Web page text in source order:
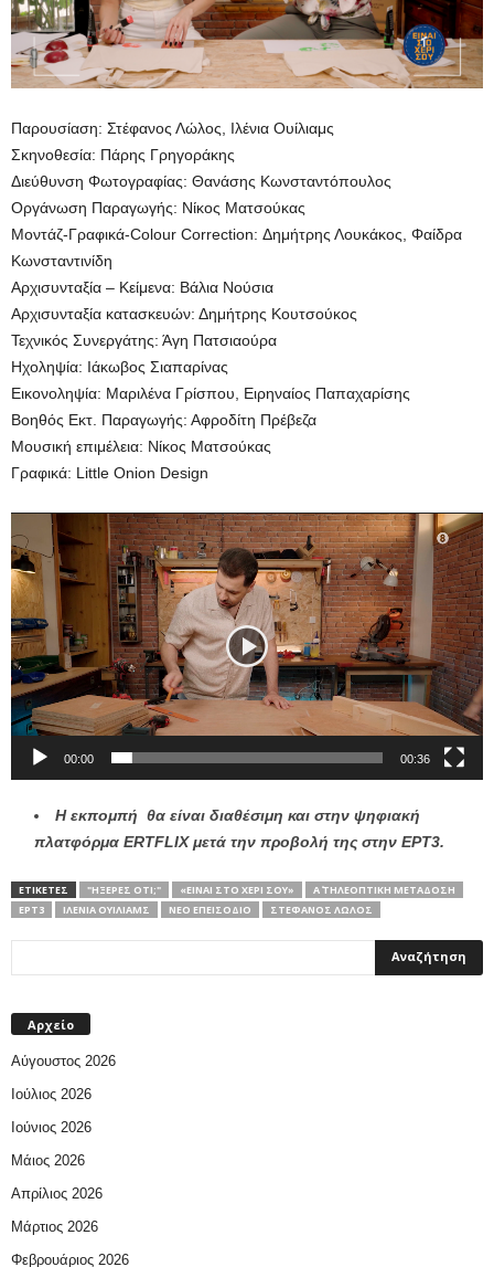
Παρουσίαση: Στέφανος Λώλος, Ιλένια Ουίλιαμς
Σκηνοθεσία: Πάρης Γρηγοράκης
Διεύθυνση Φωτογραφίας: Θανάσης Κωνσταντόπουλος
Οργάνωση Παραγωγής: Νίκος Ματσούκας
Μοντάζ-Γραφικά-Colour Correction: Δημήτρης Λουκάκος, Φαίδρα
Κωνσταντινίδη
Αρχισυνταξία – Κείμενα: Βάλια Νούσια
Αρχισυνταξία κατασκευών: Δημήτρης Κουτσούκος
Τεχνικός Συνεργάτης: Άγη Πατσιαούρα
Ηχοληψία: Ιάκωβος Σιαπαρίνας
Εικονοληψία: Μαριλένα Γρίσπου, Ειρηναίος Παπαχαρίσης
Βοηθός Εκτ. Παραγωγής: Αφροδίτη Πρέβεζα
Μουσική επιμέλεια: Νίκος Ματσούκας
Γραφικά: Little Onion Design
Πρόγραμμα
Αναπαραγωγής
Βίντεο
00:00 00:36
H εκπομπή θα είναι διαθέσιμη και στην ψηφιακή
πλατφόρμα ERTFLIX μετά την προβολή της στην ΕΡΤ3.
ΕΤΙΚΕΤΕΣ "ΉΞΕΡΕΣ ΌΤΙ;" «ΕΊΝΑΙ ΣΤΟ ΧΈΡΙ ΣΟΥ»
Α΄ ΤΗΛΕΟΠΤΙΚΗ ΜΕΤΑΔΟΣΗ
ΕΡΤ3
ΙΛΈΝΙΑ ΟΥΊΛΙΑΜΣ ΝΈΟ ΕΠΕΙΣΌΔΙΟ ΣΤΈΦΑΝΟΣ ΛΏΛΟΣ
Αρχείο
Αύγουστος 2026
Ιούλιος 2026
Ιούνιος 2026
Μάιος 2026
Απρίλιος 2026
Μάρτιος 2026
Φεβρουάριος 2026